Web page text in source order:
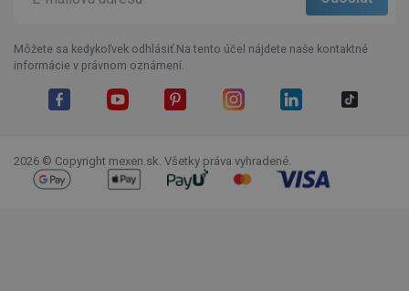
Môžete sa kedykoľvek odhlásiť.Na tento účel nájdete naše kontaktné
informácie v právnom oznámení.
2026 © Copyright mexen.sk. Všetky práva vyhradené.